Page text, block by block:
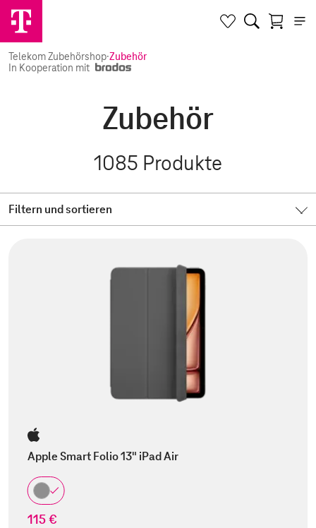
Telekom Zubehörshop·Zubehör
In Kooperation mit
Zubehör
1085 Produkte
Filtern und sortieren
Apple Smart Folio 13" iPad Air
115 €